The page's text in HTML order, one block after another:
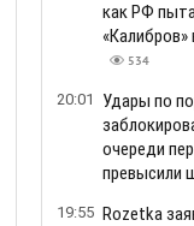
как РФ
534
20:01
Удары по
очереди
превысили
19:55 Rozetka